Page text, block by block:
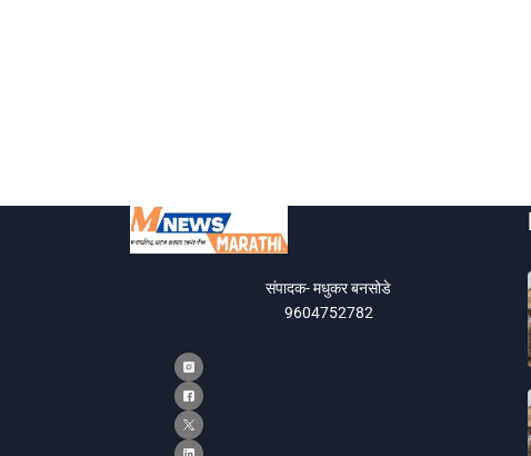
संपादक- मधुकर बनसोडे
9604752782